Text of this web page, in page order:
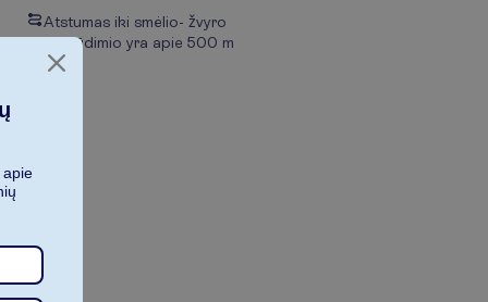
Atstumas iki smėlio- žvyro
paplūdimio yra apie 500 m